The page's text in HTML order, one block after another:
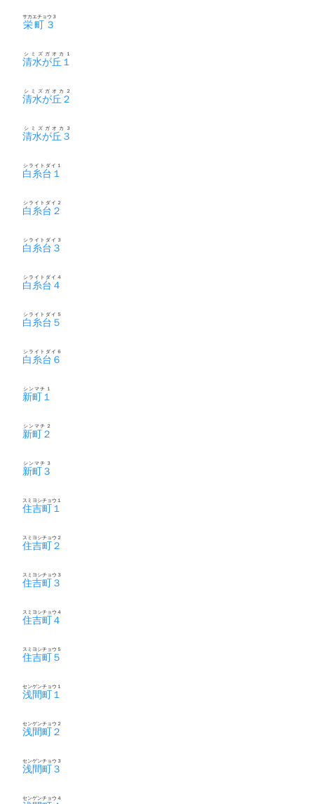
栄町３
サカエチョウ３
清水が丘１
シミズガオカ１
清水が丘２
シミズガオカ２
清水が丘３
シミズガオカ３
白糸台１
シライトダイ１
白糸台２
シライトダイ２
白糸台３
シライトダイ３
白糸台４
シライトダイ４
白糸台５
シライトダイ５
白糸台６
シライトダイ６
新町１
シンマチ１
新町２
シンマチ２
新町３
シンマチ３
住吉町１
スミヨシチョウ１
住吉町２
スミヨシチョウ２
住吉町３
スミヨシチョウ３
住吉町４
スミヨシチョウ４
住吉町５
スミヨシチョウ５
浅間町１
センゲンチョウ１
浅間町２
センゲンチョウ２
浅間町３
センゲンチョウ３
センゲンチョウ４